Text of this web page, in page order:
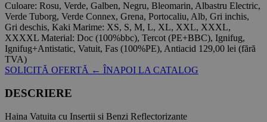
Culoare: Rosu, Verde, Galben, Negru, Bleomarin, Albastru Electric,
Verde Tuborg, Verde Connex, Grena, Portocaliu, Alb, Gri inchis,
Gri deschis, Kaki Marime: XS, S, M, L, XL, XXL, XXXL,
XXXXL Material: Doc (100%bbc), Tercot (PE+BBC), Ignifug,
Ignifug+Antistatic, Vatuit, Fas (100%PE), Antiacid 129,00 lei (fără
TVA)
SOLICITĂ OFERTĂ ← ÎNAPOI LA CATALOG
DESCRIERE
Haina Vatuita cu Insertii si Benzi Reflectorizante